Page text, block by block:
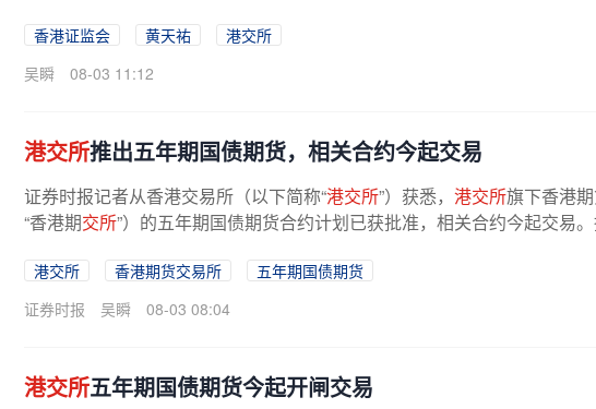
香港证监会 黄天祐
港交所
吴瞬
08-03 11:12
港交所推出五年期国债期货，相关合约今起交易
证券时报记者从香港交易所（以下简称“港交所”）获悉， 港交所旗下香港
“香港期交所”）的五年期国债期货合约计划已获批准，相关合约今起交易
港交所 香港期货交易所
五年期国债期货
证券时报
吴瞬 08-03 08:04
港交所五年期国债期货今起开闸交易